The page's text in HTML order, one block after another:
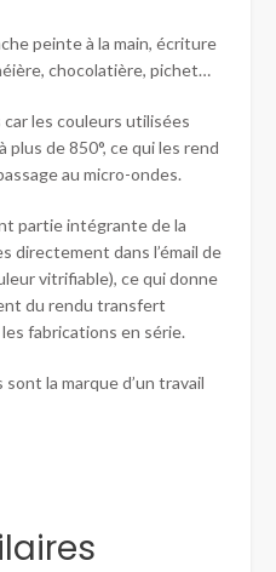
peinte à la main, écriture
chocolatière, pichet…
les couleurs utilisées
de 850°, ce qui les rend
au micro-ondes.
partie intégrante de la
directement dans l’émail de
vitrifiable), ce qui donne
du rendu transfert
fabrications en série.
la marque d’un travail